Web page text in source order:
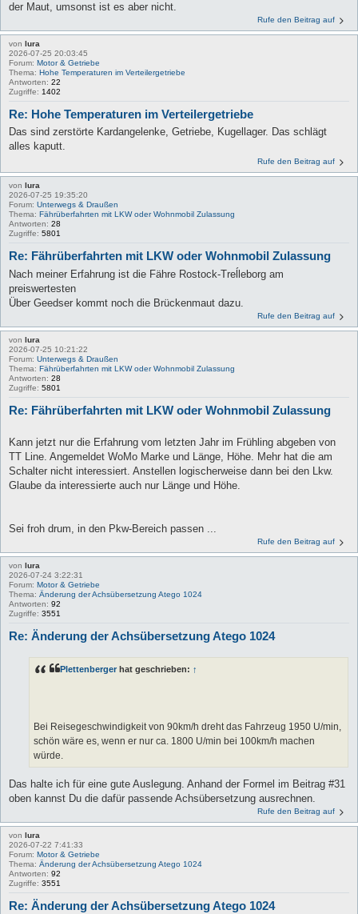
der Maut, umsonst ist es aber nicht.
Rufe den Beitrag auf
von lura
2026-07-25 20:03:45
Forum: Motor & Getriebe
Thema: Hohe Temperaturen im Verteilergetriebe
Antworten: 22
Zugriffe: 1402
Re: Hohe Temperaturen im Verteilergetriebe
Das sind zerstörte Kardangelenke, Getriebe, Kugellager. Das schlägt
alles kaputt.
Rufe den Beitrag auf
von lura
2026-07-25 19:35:20
Forum: Unterwegs & Draußen
Thema: Fährüberfahrten mit LKW oder Wohnmobil Zulassung
Antworten: 28
Zugriffe: 5801
Re: Fährüberfahrten mit LKW oder Wohnmobil Zulassung
Nach meiner Erfahrung ist die Fähre Rostock-Treĺleborg am
preiswertesten
Über Geedser kommt noch die Brückenmaut dazu.
Rufe den Beitrag auf
von lura
2026-07-25 10:21:22
Forum: Unterwegs & Draußen
Thema: Fährüberfahrten mit LKW oder Wohnmobil Zulassung
Antworten: 28
Zugriffe: 5801
Re: Fährüberfahrten mit LKW oder Wohnmobil Zulassung
Kann jetzt nur die Erfahrung vom letzten Jahr im Frühling abgeben von
TT Line. Angemeldet WoMo Marke und Länge, Höhe. Mehr hat die am
Schalter nicht interessiert. Anstellen logischerweise dann bei den Lkw.
Glaube da interessierte auch nur Länge und Höhe.
Sei froh drum, in den Pkw-Bereich passen ...
Rufe den Beitrag auf
von lura
2026-07-24 3:22:31
Forum: Motor & Getriebe
Thema: Änderung der Achsübersetzung Atego 1024
Antworten: 92
Zugriffe: 3551
Re: Änderung der Achsübersetzung Atego 1024
Plettenberger hat geschrieben: ↑
Bei Reisegeschwindigkeit von 90km/h dreht das Fahrzeug 1950 U/min,
schön wäre es, wenn er nur ca. 1800 U/min bei 100km/h machen
würde.
Das halte ich für eine gute Auslegung. Anhand der Formel im Beitrag #31
oben kannst Du die dafür passende Achsübersetzung ausrechnen.
Rufe den Beitrag auf
von
lura
2026-07-22 7:41:33
Forum: Motor & Getriebe
Thema: Änderung der Achsübersetzung Atego 1024
Antworten: 92
Zugriffe: 3551
Re: Änderung der Achsübersetzung Atego 1024